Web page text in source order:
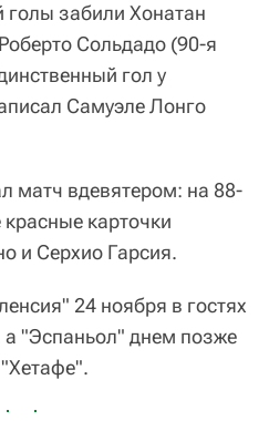
голы забили Хонатан
Сольдадо (90-я
гол у
Самуэле Лонго
матч вдевятером: на 88-
карточки
и Серхио Гарсия.
24 ноября в гостях
"Эспаньол" днем позже